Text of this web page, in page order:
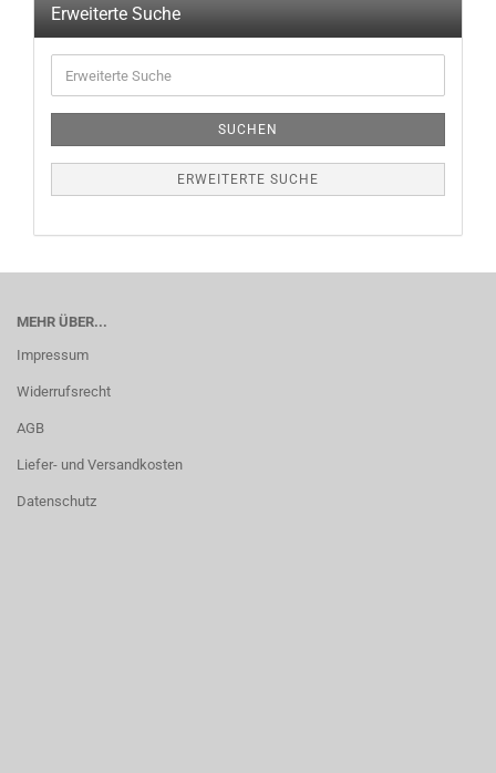
Erweiterte Suche
SUCHEN
ERWEITERTE SUCHE
MEHR ÜBER...
Impressum
Widerrufsrecht
AGB
Liefer- und Versandkosten
Datenschutz